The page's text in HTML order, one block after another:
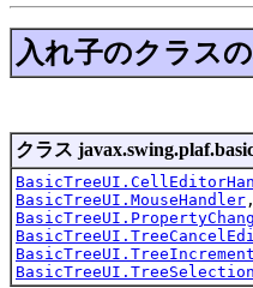
入れ子のクラス
クラス
BasicTreeUI.MouseHandler